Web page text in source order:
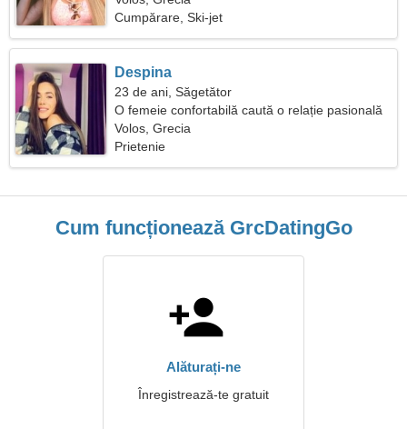
Cumpărare, Ski-jet
Despina
23 de ani, Săgetător
O femeie confortabilă caută o relație pasională
Volos, Grecia
Prietenie
Cum funcționează GrcDatingGo
Alăturați-ne
Înregistrează-te gratuit